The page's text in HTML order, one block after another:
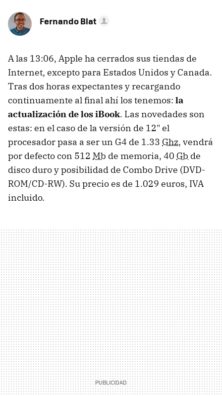
Fernando Blat
A las 13:06, Apple ha cerrados sus tiendas de
Internet, excepto para Estados Unidos y Canada.
Tras dos horas expectantes y recargando
continuamente al final ahí los tenemos: la
actualización de los iBook. Las novedades son
estas: en el caso de la versión de 12" el
procesador pasa a ser un G4 de 1.33 Ghz, vendrá
por defecto con 512 Mb de memoria, 40 Gb de
disco duro y posibilidad de Combo Drive (DVD-
ROM/CD-RW). Su precio es de 1.029 euros, IVA
incluido.